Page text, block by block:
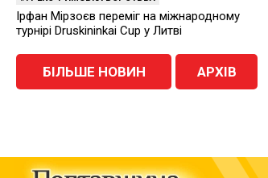
Ірфан Мірзоєв переміг на міжнародному
турнірі Druskininkai Cup у Литві
БІЛЬШЕ НОВИН АРХІВ